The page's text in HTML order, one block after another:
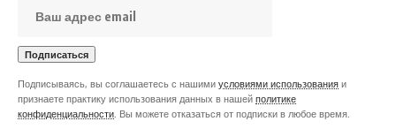
Подписываясь, вы соглашаетесь с нашими условиями использования и
признаете практику использования данных в нашей политике
конфиденциальности . Вы можете отказаться от подписки в любое время.